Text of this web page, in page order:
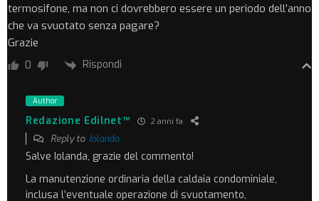
termosifone, ma non ci dovrebbero essere un periodo dell’anno
che va svuotato senza pagare?
Grazie
0 Rispondi
Author
Redazione Edilnet™ 2 anni fa
Reply to Iolanda
Salve Iolanda, grazie del commento!
La manutenzione ordinaria della caldaia condominiale,
inclusa l’eventuale operazione di svuotamento,